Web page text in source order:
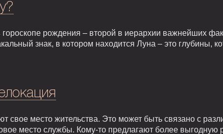
рождения – второй в иерархии важнейших
знак, в котором находится Луна – это глубины,
свое место жительства. Это может быть связано с
место службы. Кому-то предлагают более выгодную